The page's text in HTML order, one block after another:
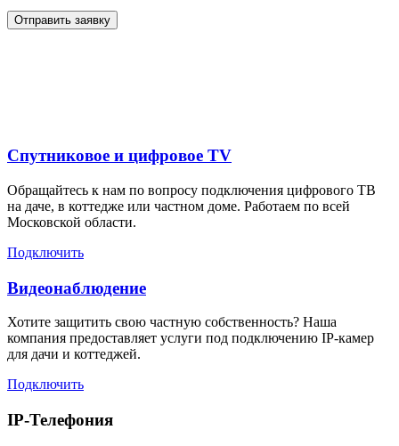
Отправить заявку
Спутниковое и цифровое TV
Обращайтесь к нам по вопросу подключения цифрового ТВ
на даче, в коттедже или частном доме. Работаем по всей
Московской области.
Подключить
Видеонаблюдение
Хотите защитить свою частную собственность? Наша
компания предоставляет услуги под подключению IP-камер
для дачи и коттеджей.
Подключить
IP-Телефония